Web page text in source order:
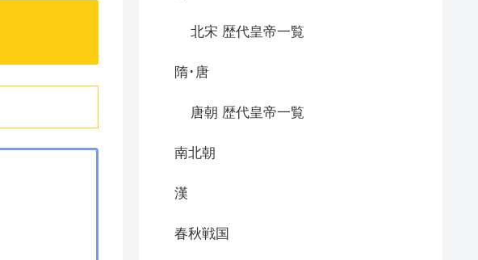
北宋 歴代皇帝一覧
隋･唐
唐朝 歴代皇帝一覧
南北朝
漢
春秋戦国